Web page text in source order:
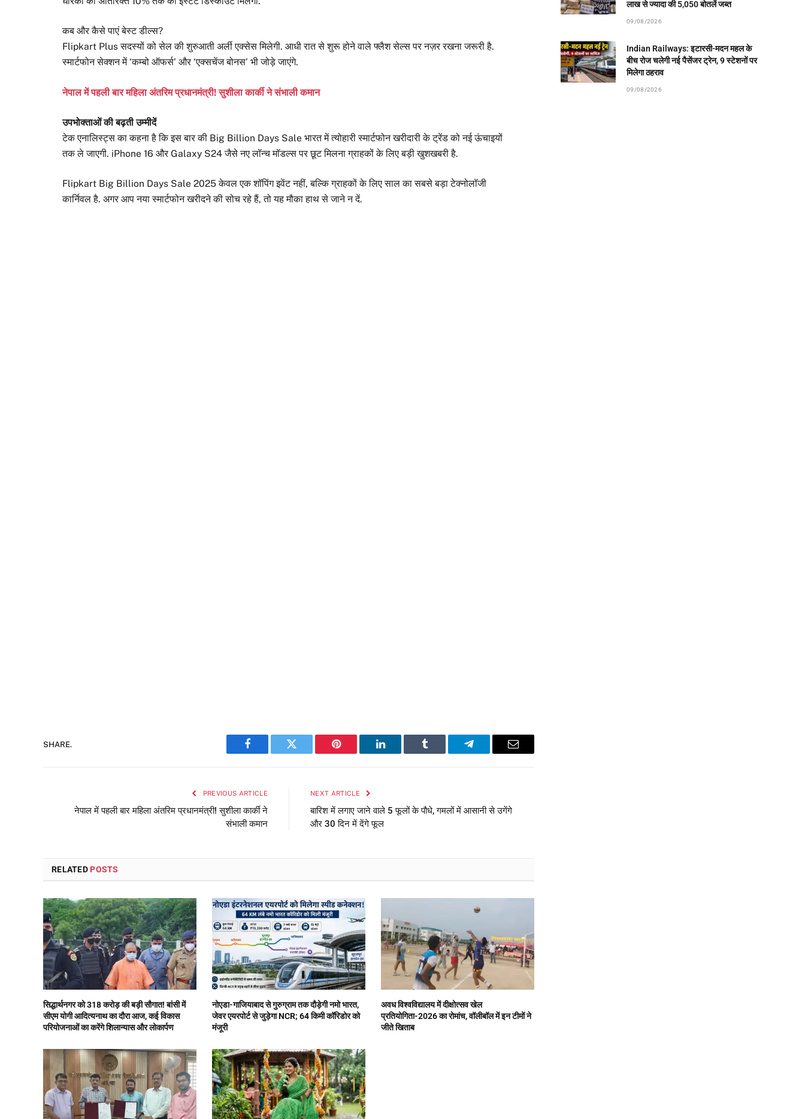
कब और कैसे पाएं बेस्ट डील्स?
Flipkart Plus सदस्यों को सेल की शुरुआती अर्ली एक्सेस मिलेगी. आधी रात से शुरू होने वाले फ्लैश सेल्स पर नज़र रखना जरूरी है.
स्मार्टफोन सेक्शन में ‘कम्बो ऑफर्स’ और ‘एक्सचेंज बोनस’ भी जोड़े जाएंगे.
नेपाल में पहली बार महिला अंतरिम प्रधानमंत्री! सुशीला कार्की ने संभाली कमान
उपभोक्ताओं की बढ़ती उम्मीदें
टेक एनालिस्ट्स का कहना है कि इस बार की Big Billion Days Sale भारत में त्योहारी स्मार्टफोन खरीदारी के ट्रेंड को नई ऊंचाइयों
तक ले जाएगी. iPhone 16 और Galaxy S24 जैसे नए लॉन्च मॉडल्स पर छूट मिलना ग्राहकों के लिए बड़ी खुशखबरी है.
Flipkart Big Billion Days Sale 2025 केवल एक शॉपिंग इवेंट नहीं, बल्कि ग्राहकों के लिए साल का सबसे बड़ा टेक्नोलॉजी
कार्निवल है. अगर आप नया स्मार्टफोन खरीदने की सोच रहे हैं, तो यह मौका हाथ से जाने न दें.
SHARE.
Facebook Twitter Pinterest LinkedIn Tumblr Telegram Email
PREVIOUS ARTICLE
नेपाल में पहली बार महिला अंतरिम प्रधानमंत्री! सुशीला कार्की ने
संभाली कमान
NEXT ARTICLE
बारिश में लगाए जाने वाले 5 फूलों के पौधे, गमलों में आसानी से उगेंगे
और 30 दिन में देंगे फूल
RELATED POSTS
सिद्धार्थनगर को 318 करोड़ की बड़ी सौगात! बांसी में
सीएम योगी आदित्यनाथ का दौरा आज, कई विकास
परियोजनाओं का करेंगे शिलान्यास और लोकार्पण
नोएडा-गाजियाबाद से गुरुग्राम तक दौड़ेगी नमो भारत,
जेवर एयरपोर्ट से जुड़ेगा NCR; 64 किमी कॉरिडोर को
मंजूरी
अवध विश्वविद्यालय में दीक्षोत्सव खेल
प्रतियोगिता-2026 का रोमांच, वॉलीबॉल में इन टीमों ने
जीते खिताब
लाख से ज्यादा की 5,050 बोतलें जब्त
09/08/2026
Indian Railways: इटारसी-मदन महल के
बीच रोज चलेगी नई पैसेंजर ट्रेन, 9 स्टेशनों पर
मिलेगा ठहराव
09/08/2026